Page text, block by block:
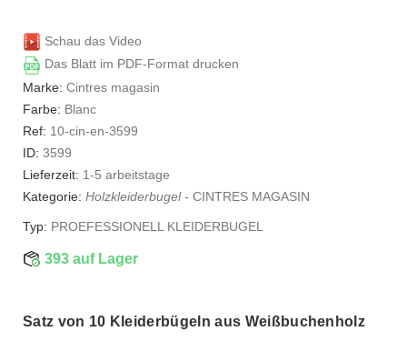
Schau das Video
Das Blatt im PDF-Format drucken
Marke: Cintres magasin
Farbe: Blanc
Ref: 10-cin-en-3599
ID: 3599
Lieferzeit: 1-5 arbeitstage
Kategorie: Holzkleiderbugel- CINTRES MAGASIN
Typ: PROEFESSIONELL KLEIDERBUGEL
393 auf Lager
Satz von 10 Kleiderbügeln aus Weißbuchenholz